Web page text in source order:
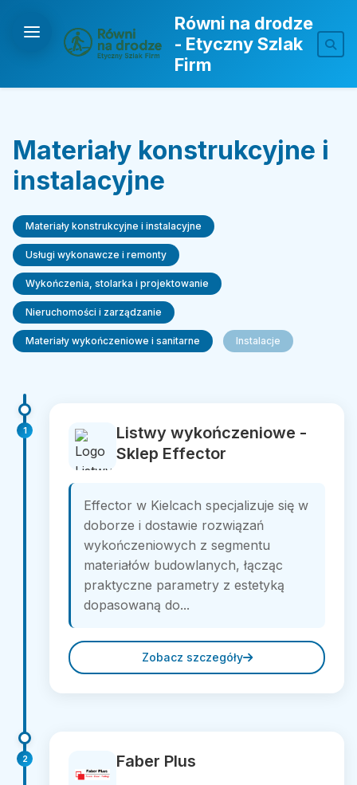
Równi na drodze
- Etyczny Szlak
Firm
Materiały konstrukcyjne i
instalacyjne
Materiały konstrukcyjne i instalacyjne
Usługi wykonawcze i remonty
Wykończenia, stolarka i projektowanie
Nieruchomości i zarządzanie
Materiały wykończeniowe i sanitarne Instalacje
1
Listwy wykończeniowe -
Sklep Effector
Effector w Kielcach specjalizuje się w
doborze i dostawie rozwiązań
wykończeniowych z segmentu
materiałów budowlanych, łącząc
praktyczne parametry z estetyką
dopasowaną do...
Zobacz szczegóły
2 Faber Plus